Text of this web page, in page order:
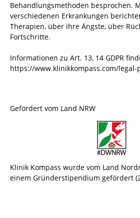
Behandlungsmethoden besprochen.
verschiedenen Erkrankungen
Therapien, über ihre Ängste, über
Fortschritte.
Informationen zu Art. 13, 14 GDPR
https://www.klinikkompass.com/legal-
Gefördert vom Land NRW
Klinik Kompass wurde vom Land
einem Gründerstipendium gefördert